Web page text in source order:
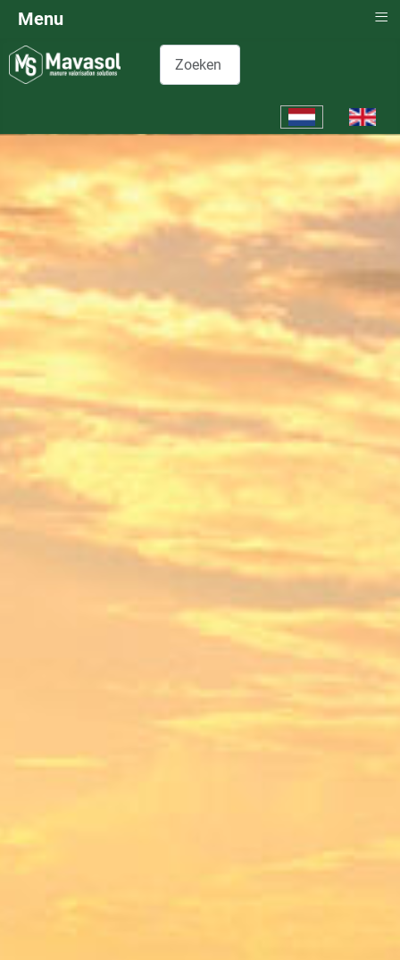
Zoeken
Selecteer de taal
Menu ≡